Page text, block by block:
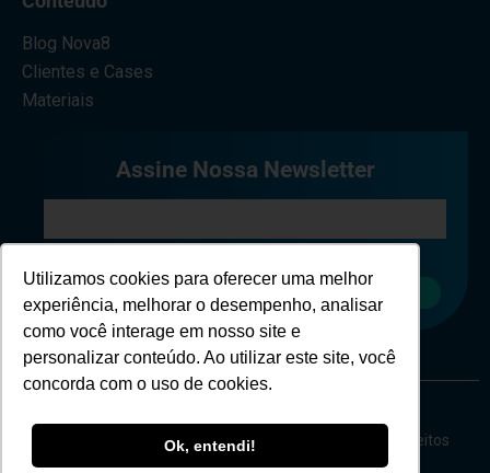
Utilizamos cookies para oferecer uma melhor
experiência, melhorar o desempenho, analisar
como você interage em nosso site e
personalizar conteúdo. Ao utilizar este site, você
concorda com o uso de cookies.
Ok, entendi!
Blog Nova8
Clientes e Cases
Materiais
Assine Nossa Newsletter
Copyright © Nova 8 Cybersecurity - 2026 - Todos os direitos